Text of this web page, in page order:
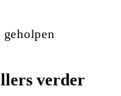
verder